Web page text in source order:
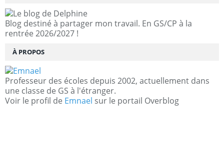
Blog destiné à partager mon travail. En GS/CP à la
rentrée 2026/2027 !
À PROPOS
Professeur des écoles depuis 2002, actuellement dans
une classe de GS à l'étranger.
Voir le profil de Emnael sur le portail Overblog